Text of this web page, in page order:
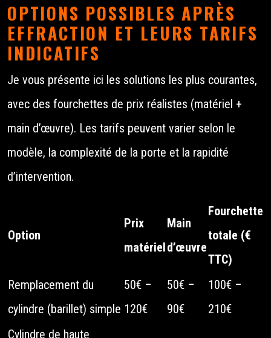
OPTIONS POSSIBLES APRÈS
EFFRACTION ET LEURS TARIFS
INDICATIFS
Je vous présente ici les solutions les plus courantes,
avec des fourchettes de prix réalistes (matériel +
main d’œuvre). Les tarifs peuvent varier selon le
modèle, la complexité de la porte et la rapidité
d’intervention.
Option
Prix
matériel
Main
d’œuvre
Fourchette
totale (€
TTC)
Remplacement du
cylindre (barillet) simple
50€ –
120€
50€ –
90€
100€ –
210€
Cylindre de haute